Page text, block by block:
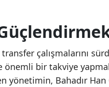
çalışmalarını
bir takviye
yönetimin, Bahadır Han